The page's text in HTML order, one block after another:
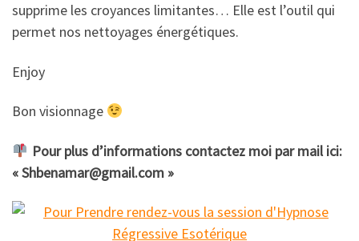
supprime les croyances limitantes… Elle est l’outil qui
permet nos nettoyages énergétiques.
Enjoy
Bon visionnage
Pour plus d’informations contactez moi par mail ici:
« Shbenamar@gmail.com »